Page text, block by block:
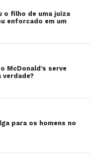
o filho de uma juíza
enforcado em um
McDonald’s serve
para os homens no